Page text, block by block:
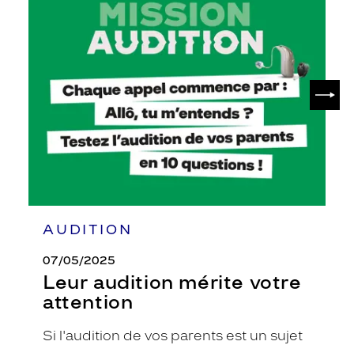
AUDITION
07/05/2025
Leur audition mérite votre
attention
Si l'audition de vos parents est un sujet